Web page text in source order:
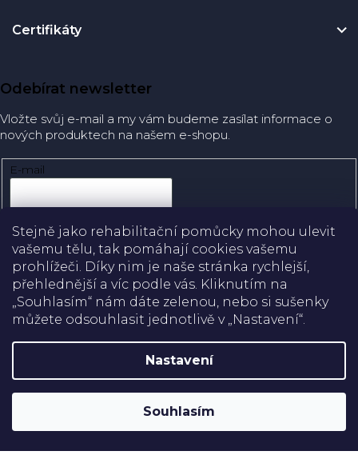
Stejně jako rehabilitační pomůcky mohou ulevit
vašemu tělu, tak pomáhají cookies vašemu
prohlížeči. Díky nim je naše stránka rychlejší,
přehlednější a víc podle vás. Kliknutím na
„Souhlasím“ nám dáte zelenou, nebo si sušenky
můžete odsouhlasit jednotlivě v „Nastavení“.
Nastavení
Souhlasím
Certifikáty
Doprava
Platba
Odebírat newsletter
Vložte svůj e-mail a my vám budeme zasílat informace o
nových produktech na našem e-shopu.
E-mail
Přihlásit se
Rehabilitační pomůcky
Upravit nastavení cookies